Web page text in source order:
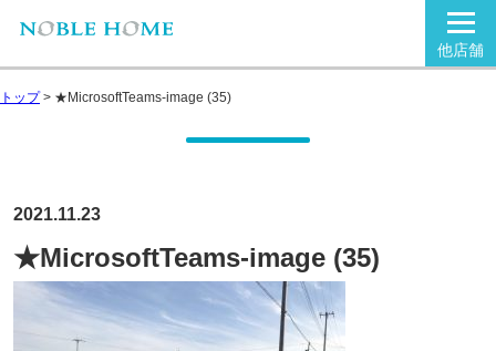
他店舗
トップ> ★MicrosoftTeams-image (35)
2021.11.23
★MicrosoftTeams-image (35)